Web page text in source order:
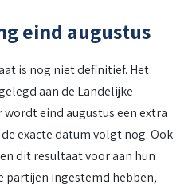
eind augustus
is nog niet definitief. Het
aan de Landelijke
eind augustus een extra
exacte datum volgt nog. Ook
dit resultaat voor aan hun
partijen ingestemd hebben,